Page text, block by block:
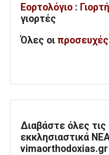
Εορτολόγιο :
γιορτές
Όλες οι προσευχές
Διαβάστε όλες τις
εκκλησιαστικά
vimaorthodoxias.gr